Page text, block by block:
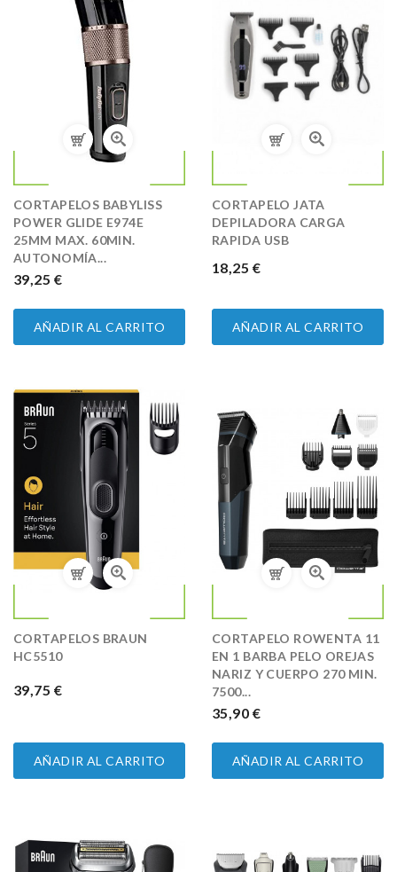
CORTAPELOS BABYLISS
POWER GLIDE E974E
25MM MAX. 60MIN.
AUTONOMÍA...
PRECIO
39,25 €
AÑADIR AL CARRITO
CORTAPELO JATA
DEPILADORA CARGA
RAPIDA USB
PRECIO
18,25 €
AÑADIR AL CARRITO
CORTAPELOS BRAUN
HC5510
PRECIO
39,75 €
AÑADIR AL CARRITO
CORTAPELO ROWENTA 11
EN 1 BARBA PELO OREJAS
NARIZ Y CUERPO 270 MIN.
7500...
PRECIO
35,90 €
AÑADIR AL CARRITO